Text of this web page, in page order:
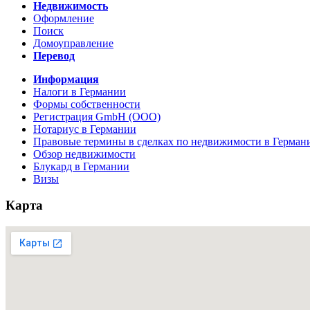
Недвижимость
Оформление
Поиск
Домоуправление
Перевод
Информация
Налоги в Германии
Формы собственности
Регистрация GmbH (ООО)
Нотариус в Германии
Правовые термины в сделках по недвижимости в
Обзор недвижимости
Блукард в Германии
Визы
Карта